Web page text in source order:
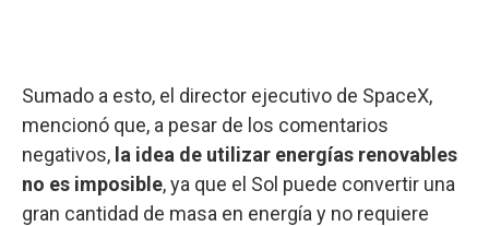
Sumado a esto, el director ejecutivo de SpaceX,
mencionó que, a pesar de los comentarios
negativos, la idea de utilizar energías renovables
no es imposible, ya que el Sol puede convertir una
gran cantidad de masa en energía y no requiere